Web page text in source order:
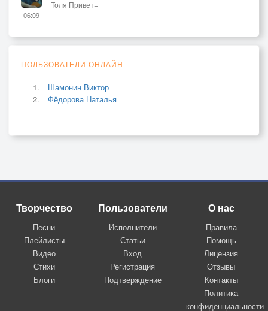
06:09
Толя Привет+
ПОЛЬЗОВАТЕЛИ ОНЛАЙН
Шамонин Виктор
Фёдорова Наталья
Творчество
Песни
Плейлисты
Видео
Стихи
Блоги
Пользователи
Исполнители
Статьи
Вход
Регистрация
Подтверждение
О нас
Правила
Помощь
Лицензия
Отзывы
Контакты
Политика
конфиденциальности